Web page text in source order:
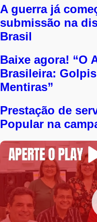
A guerra já
submissão na
Brasil
Baixe agora! “O
Brasileira:
Mentiras”
Prestação de
Popular na